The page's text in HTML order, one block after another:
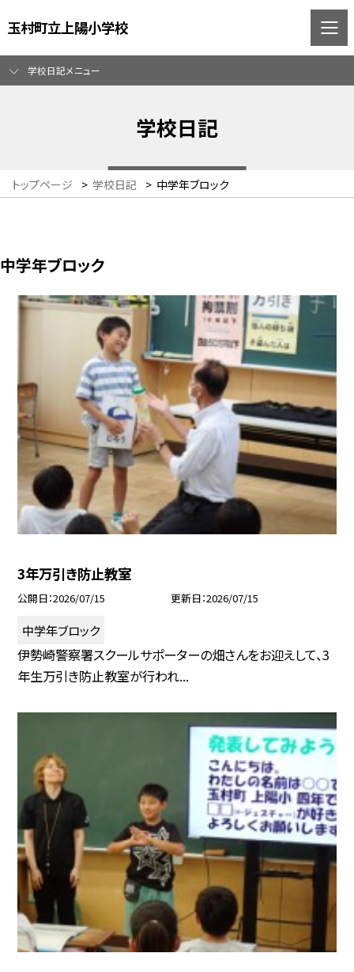
玉村町立上陽小学校
学校日記メニュー
学校日記
トップページ > 学校日記 > 中学年ブロック
中学年ブロック
3年万引き防止教室
公開日 2026/07/15 更新日 2026/07/15
中学年ブロック
伊勢崎警察署スクールサポーターの畑さんをお迎えして、3
年生万引き防止教室が行われ...